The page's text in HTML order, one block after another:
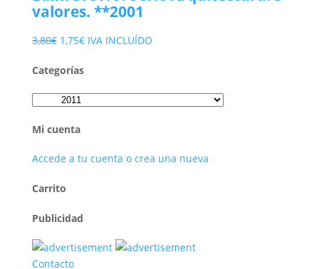
3,65€.1,50€.
valores. **2001
3,80€ El
original
3,80€.
1,75€El
actual
1,75€.
IVA INCLUÍDO
Categorías
Mi cuenta
Accede a tu cuenta o crea una nueva
Carrito
Publicidad
Contacto